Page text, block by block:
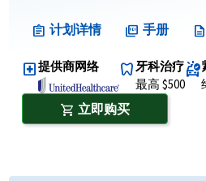
assignment 计划详情 picture_as_pdf 手册 description
local_hospital提供商网络 dentistry牙科治疗
最高 $500
ambulance
shopping_cart 立即购买